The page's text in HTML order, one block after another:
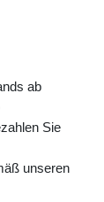
ab
Sie
unseren